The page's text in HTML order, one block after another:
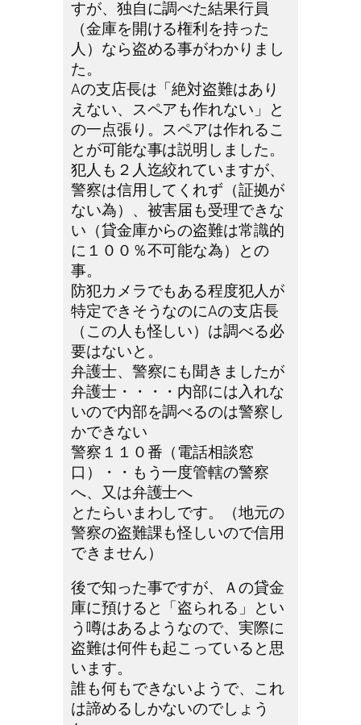
すが、独自に調べた結果行員
（金庫を開ける権利を持った
人）なら盗める事がわかりまし
た。
Aの支店長は「絶対盗難はあり
えない、スペアも作れない」と
の一点張り。スペアは作れるこ
とが可能な事は説明しました。
犯人も２人迄絞れていますが、
警察は信用してくれず（証拠が
ない為）、被害届も受理できな
い（貸金庫からの盗難は常識的
に１００％不可能な為）との
事。
防犯カメラでもある程度犯人が
特定できそうなのにAの支店長
（この人も怪しい）は調べる必
要はないと。
弁護士、警察にも聞きましたが
弁護士・・・・内部には入れな
いので内部を調べるのは警察し
かできない
警察１１０番（電話相談窓
口）・・もう一度管轄の警察
へ、又は弁護士へ
とたらいまわしです。（地元の
警察の盗難課も怪しいので信用
できません）
後で知った事ですが、Ａの貸金
庫に預けると「盗られる」とい
う噂はあるようなので、実際に
盗難は何件も起こっていると思
います。
誰も何もできないようで、これ
は諦めるしかないのでしょう